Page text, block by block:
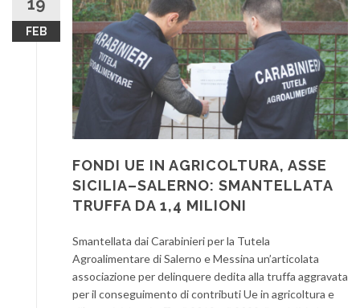
FEB
FONDI UE IN AGRICOLTURA, ASSE
SICILIA–SALERNO: SMANTELLATA
TRUFFA DA 1,4 MILIONI
Smantellata dai Carabinieri per la Tutela
Agroalimentare di Salerno e Messina un’articolata
associazione per delinquere dedita alla truffa aggravata
per il conseguimento di contributi Ue in agricoltura e